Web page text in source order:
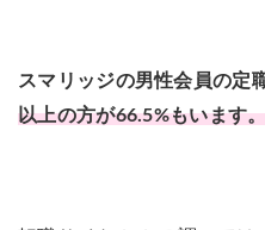
スマリッジの男性会員の定
以上の方が66.5%もいます